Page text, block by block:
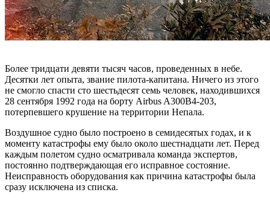
Более тридцати девяти тысяч часов, проведенных в небе.
Десятки лет опыта, звание пилота-капитана. Ничего из этого
не смогло спасти сто шестьдесят семь человек, находившихся
28 сентября 1992 года на борту Airbus A300B4-203,
потерпевшего крушение на территории Непала.
Воздушное судно было построено в семидесятых годах, и к
моменту катастрофы ему было около шестнадцати лет. Перед
каждым полетом судно осматривала команда экспертов,
постоянно подтверждающая его исправное состояние.
Неисправность оборудования как причина катастрофы была
сразу исключена из списка.